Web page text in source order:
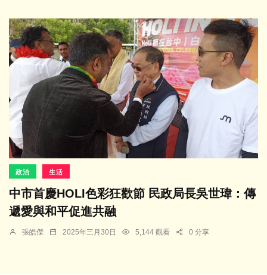
政治 生活
中市首慶HOLI色彩狂歡節 民政局長吳世瑋：傳
遞愛與和平促進共融
張皓傑 2025年三月30日 5,144 觀看 0 分享